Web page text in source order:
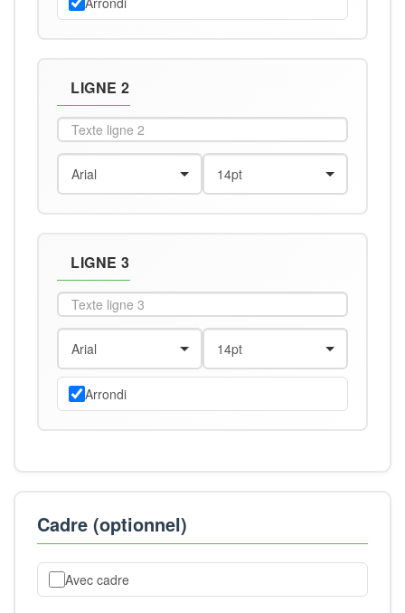
LIGNE 2
LIGNE 3
Arrondi
Cadre (optionnel)
Avec cadre